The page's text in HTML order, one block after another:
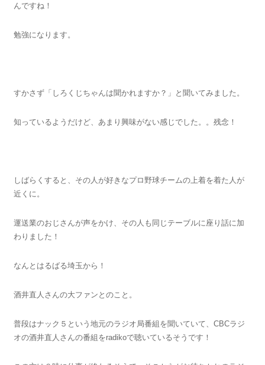
んですね！
勉強になります。
すかさず「しろくじちゃんは聞かれますか？」と聞いてみました。
知っているようだけど、あまり興味がない感じでした。。残念！
しばらくすると、その人が好きなプロ野球チームの上着を着た人が
近くに。
運送業のおじさんが声をかけ、その人も同じテーブルに座り話に加
わりました！
なんとはるばる埼玉から！
酒井直人さんの大ファンとのこと。
普段はナック５という地元のラジオ局番組を聞いていて、CBCラジ
オの酒井直人さんの番組をradikoで聴いているそうです！